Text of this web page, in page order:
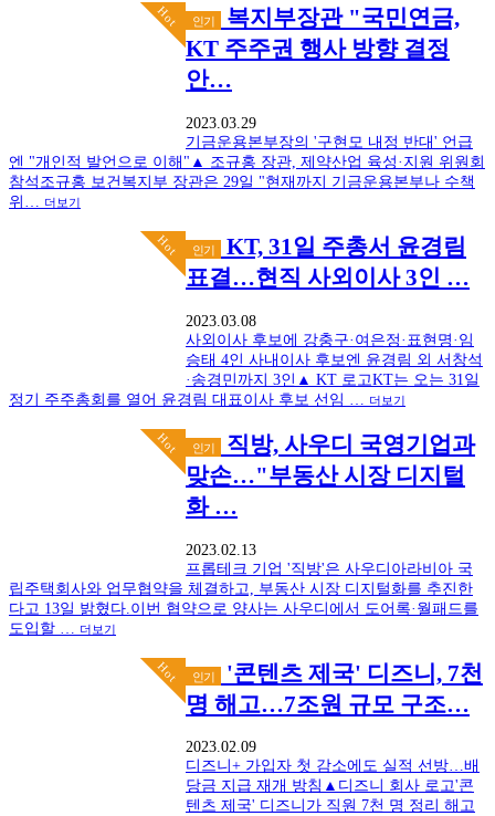
Hot 인기
복지부장관 "국민연금,
KT 주주권 행사 방향 결정
안…
2023.03.29
기금운용본부장의 '구현모 내정 반대' 언급
엔 "개인적 발언으로 이해"▲ 조규홍 장관, 제약산업 육성·지원 위원회
참석조규홍 보건복지부 장관은 29일 "현재까지 기금운용본부나 수책
위…
더보기
Hot 인기
KT, 31일 주총서 윤경림
표결…현직 사외이사 3인 …
2023.03.08
사외이사 후보에 강충구·여은정·표현명·임
승태 4인 사내이사 후보엔 윤경림 외 서창석
·송경민까지 3인▲ KT 로고KT는 오는 31일
정기 주주총회를 열어 윤경림 대표이사 후보 선임 …
더보기
Hot 인기
직방, 사우디 국영기업과
맞손…"부동산 시장 디지털
화 …
2023.02.13
프롭테크 기업 '직방'은 사우디아라비아 국
립주택회사와 업무협약을 체결하고, 부동산 시장 디지털화를 추진한
다고 13일 밝혔다.이번 협약으로 양사는 사우디에서 도어록·월패드를
도입할 …
더보기
Hot 인기
'콘텐츠 제국' 디즈니, 7천
명 해고…7조원 규모 구조…
2023.02.09
디즈니+ 가입자 첫 감소에도 실적 선방…배
당금 지급 재개 방침▲디즈니 회사 로고'콘
텐츠 제국' 디즈니가 직원 7천 명 정리 해고